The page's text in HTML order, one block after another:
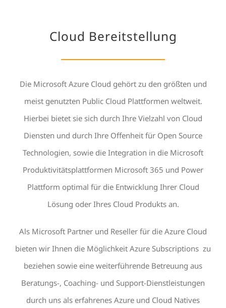
Cloud Bereitstellung
Die Microsoft Azure Cloud gehört zu den größten und
meist genutzten Public Cloud Plattformen weltweit.
Hierbei bietet sie sich durch Ihre Vielzahl von Cloud
Diensten und durch Ihre Offenheit für Open Source
Technologien, sowie die Integration in die Microsoft
Produktivitätsplattformen Microsoft 365 und Power
Plattform optimal für die Entwicklung Ihrer Cloud
Lösung oder Ihres Cloud Produkts an.
Als Microsoft Partner und Reseller für die Azure Cloud
bieten wir Ihnen die Möglichkeit Azure Subscriptions zu
beziehen sowie eine weiterführende Betreuung aus
Beratungs-, Coaching- und Support-Dienstleistungen
durch uns als erfahrenes Azure und Cloud Natives